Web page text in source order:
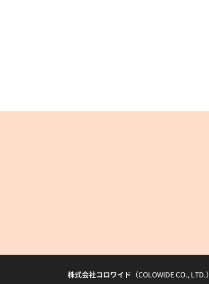
株式会社コロワイド （COLOWIDE CO., LTD.）